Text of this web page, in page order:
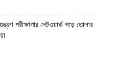
পরীক্ষাগার নেটওয়ার্ক গড়ে তোলার